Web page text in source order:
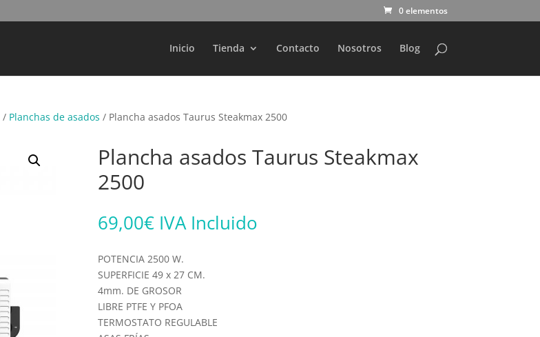
0 elementos
Inicio Tienda Contacto Nosotros Blog
Búsqueda
productos
/ Planchas de asados / Plancha asados Taurus Steakmax 2500
Plancha asados Taurus Steakmax
2500
69,00€ IVA Incluido
POTENCIA 2500 W.
SUPERFICIE 49 x 27 CM.
4mm. DE GROSOR
LIBRE PTFE Y PFOA
TERMOSTATO REGULABLE